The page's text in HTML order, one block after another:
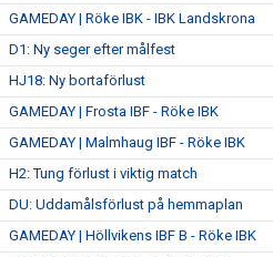
GAMEDAY | Röke IBK - IBK Landskrona
D1: Ny seger efter målfest
HJ18: Ny bortaförlust
GAMEDAY | Frosta IBF - Röke IBK
GAMEDAY | Malmhaug IBF - Röke IBK
H2: Tung förlust i viktig match
DU: Uddamålsförlust på hemmaplan
GAMEDAY | Höllvikens IBF B - Röke IBK